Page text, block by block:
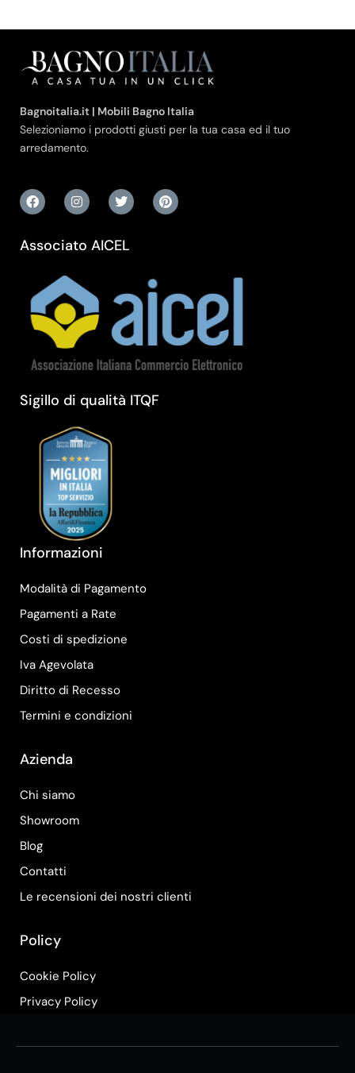
Bagnoitalia.it | Mobili Bagno Italia
Selezioniamo i prodotti giusti per la tua casa ed il tuo
arredamento.
Associato AICEL
Sigillo di qualità ITQF
Informazioni
Modalità di Pagamento
Pagamenti a Rate
Costi di spedizione
Iva Agevolata
Diritto di Recesso
Termini e condizioni
Azienda
Chi siamo
Showroom
Blog
Contatti
Le recensioni dei nostri clienti
Policy
Cookie Policy
Privacy Policy